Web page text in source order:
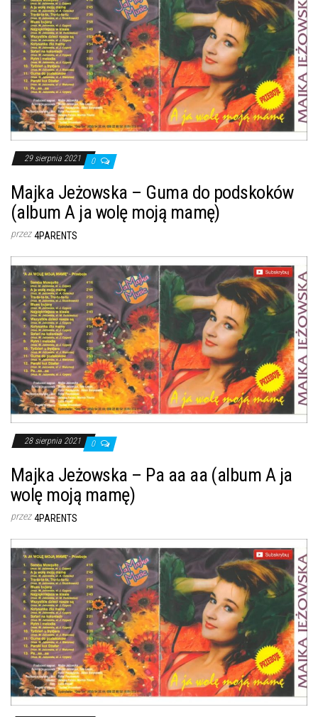
29 sierpnia 2021 0
Majka Jeżowska – Guma do podskoków
(album A ja wolę moją mamę)
przez 4PARENTS
28 sierpnia 2021 0
Majka Jeżowska – Pa aa aa (album A ja
wolę moją mamę)
przez 4PARENTS